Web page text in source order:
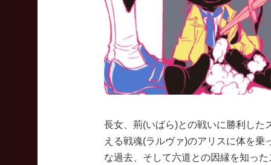
長女、荊(いばら)との戦いに勝利した
える戦魂(ラルヴァ)のアリスに体を
な過去、そして六道との因縁を知っ